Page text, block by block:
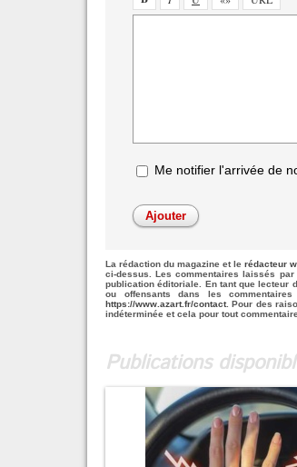
Me notifier l'arrivée de
La rédaction du magazine et le rédacteur
ci-dessus. Les commentaires laissés
publication éditoriale. En tant que lecteur
ou offensants dans les
https://www.azart.fr/contact. Pour des
indéterminée et cela pour tout
Publications